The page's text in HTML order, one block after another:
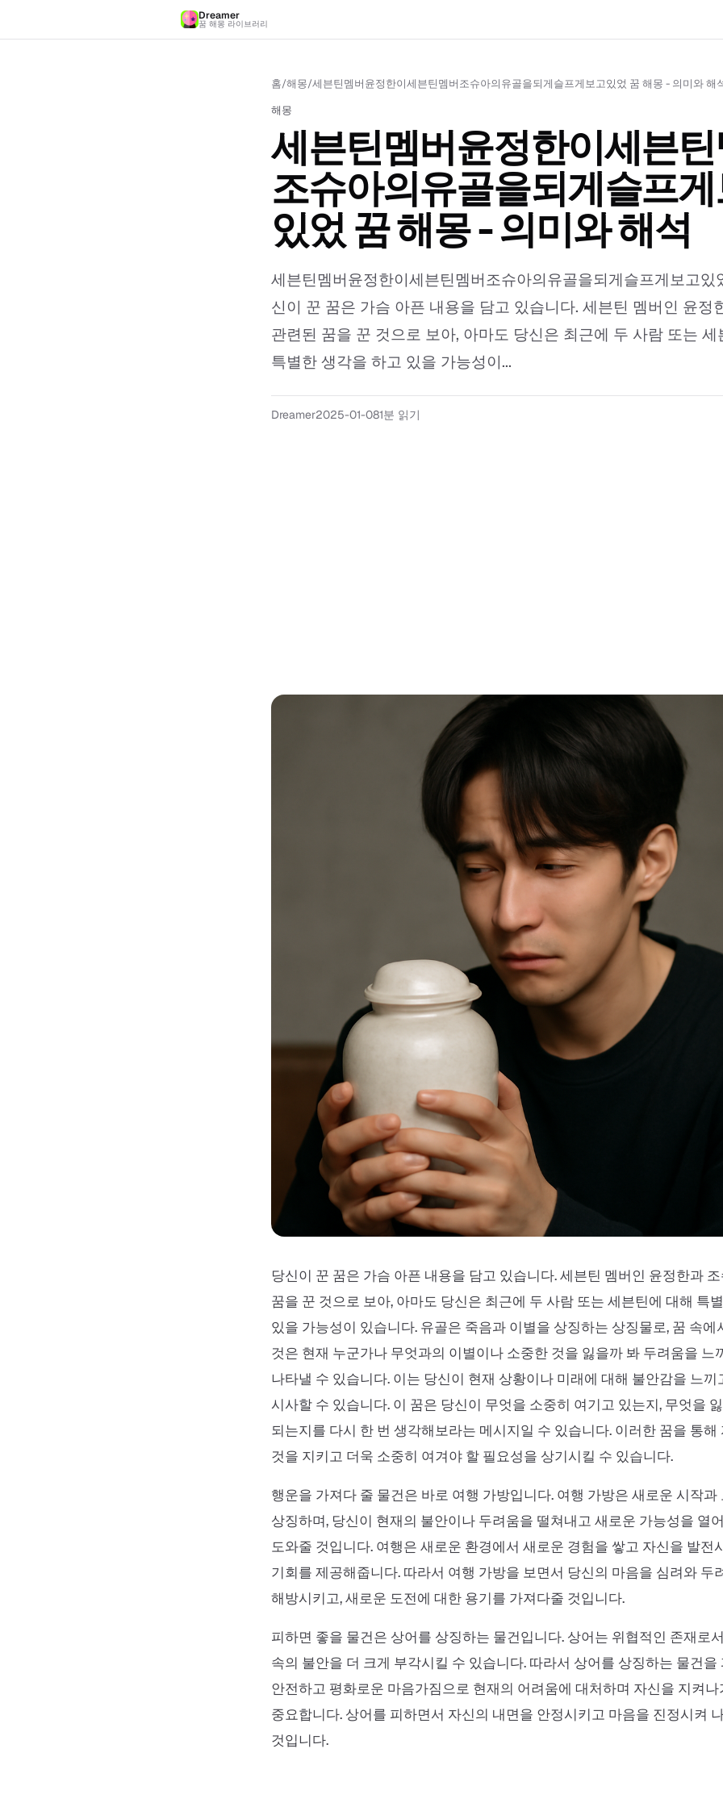
Dreamer
꿈 해몽 라이브러리
홈/해몽/세븐틴멤버윤정한이세븐틴멤버조슈아의유골을되게슬프게보고있었 꿈 해몽 - 의미와 해
해몽
세븐틴멤버윤정한이세븐
조슈아의유골을되게슬프
있었 꿈 해몽 - 의미와 해석
세븐틴멤버윤정한이세븐틴멤버조슈아의유골을되게슬프게보고있
신이 꾼 꿈은 가슴 아픈 내용을 담고 있습니다. 세븐틴 멤버인 윤정
관련된 꿈을 꾼 것으로 보아, 아마도 당신은 최근에 두 사람 또는
특별한 생각을 하고 있을 가능성이...
Dreamer2025-01-081분 읽기
당신이 꾼 꿈은 가슴 아픈 내용을 담고 있습니다. 세븐틴 멤버인 윤정한과
꿈을 꾼 것으로 보아, 아마도 당신은 최근에 두 사람 또는 세븐틴에 대해 특
있을 가능성이 있습니다. 유골은 죽음과 이별을 상징하는 상징물로, 꿈 속에
것은 현재 누군가나 무엇과의 이별이나 소중한 것을 잃을까 봐 두려움을 느
나타낼 수 있습니다. 이는 당신이 현재 상황이나 미래에 대해 불안감을 느끼
시사할 수 있습니다. 이 꿈은 당신이 무엇을 소중히 여기고 있는지, 무엇을
되는지를 다시 한 번 생각해보라는 메시지일 수 있습니다. 이러한 꿈을 통해
것을 지키고 더욱 소중히 여겨야 할 필요성을 상기시킬 수 있습니다.
행운을 가져다 줄 물건은 바로 여행 가방입니다. 여행 가방은 새로운 시작과
상징하며, 당신이 현재의 불안이나 두려움을 떨쳐내고 새로운 가능성을 열
도와줄 것입니다. 여행은 새로운 환경에서 새로운 경험을 쌓고 자신을 발전
기회를 제공해줍니다. 따라서 여행 가방을 보면서 당신의 마음을 심려와 두
해방시키고, 새로운 도전에 대한 용기를 가져다줄 것입니다.
피하면 좋을 물건은 상어를 상징하는 물건입니다. 상어는 위협적인 존재로
속의 불안을 더 크게 부각시킬 수 있습니다. 따라서 상어를 상징하는 물건을
안전하고 평화로운 마음가짐으로 현재의 어려움에 대처하며 자신을 지켜
중요합니다. 상어를 피하면서 자신의 내면을 안정시키고 마음을 진정시켜
것입니다.